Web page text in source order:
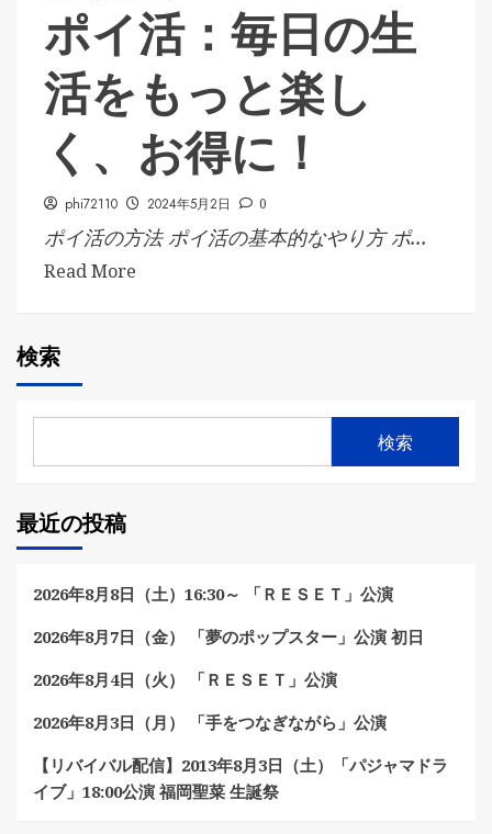
ポイ活：毎日の生
活をもっと楽し
く、お得に！
phi72110 2024年5月2日 0
ポイ活の方法 ポイ活の基本的なやり方 ポ...
Read More
検索
検索
最近の投稿
2026年8月8日（土）16:30～ 「ＲＥＳＥＴ」公演
2026年8月7日（金） 「夢のポップスター」公演 初日
2026年8月4日（火） 「ＲＥＳＥＴ」公演
2026年8月3日（月） 「手をつなぎながら」公演
【リバイバル配信】2013年8月3日（土）「パジャマドラ
イブ」18:00公演 福岡聖菜 生誕祭